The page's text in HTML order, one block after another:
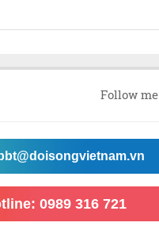
Follow me
0989 316 721